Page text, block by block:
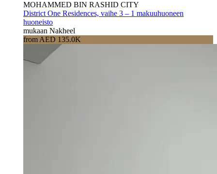
MOHAMMED BIN RASHID CITY
District One Residences, vaihe 3 – 1 makuuhuoneen
huoneisto
mukaan Nakheel
from AED 135.0K